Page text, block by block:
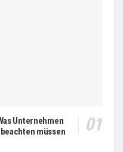
Unternehmen
müssen